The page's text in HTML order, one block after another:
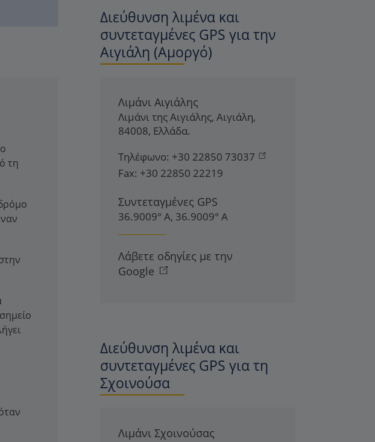
τη
Διεύθυνση λιμένα και
συντεταγμένες GPS για την
Αιγιάλη (Αμοργό)
Λιμάνι Αιγιάλης
Λιμάνι της Αιγιάλης, Αιγιάλη,
84008, Ελλάδα.
Τηλέφωνο: +30 22850 73037
Fax: +30 22850 22219
Συντεταγμένες GPS
36.9009° Α, 36.9009° Α
Λάβετε οδηγίες με την
Google
Διεύθυνση λιμένα και
συντεταγμένες GPS για τη
Σχοινούσα
Λιμάνι Σχοινούσας